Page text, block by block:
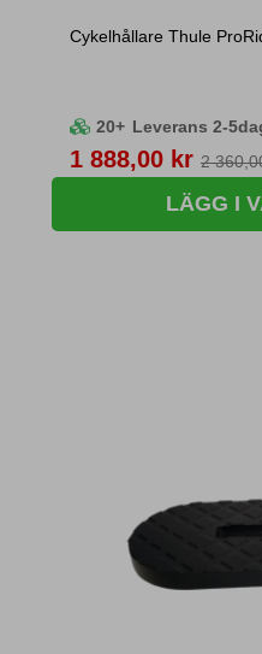
Cykelhållare Thule
20+ Leverans 2-
Pris
1 888,00 kr 2
LÄGG I